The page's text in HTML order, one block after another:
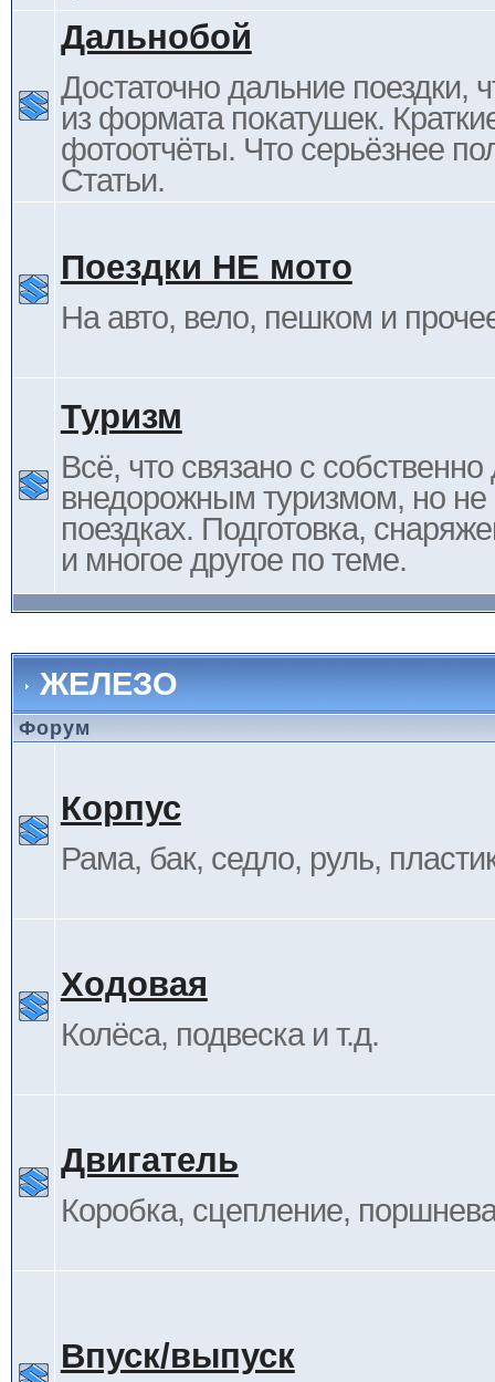
Дальнобой
Достаточно дальние поездки,
из формата покатушек.
фотоотчёты. Что серьёзнее
Статьи.
Поездки НЕ мото
На авто, вело, пешком и
Туризм
Всё, что связано с
внедорожным туризмом, но не
поездках. Подготовка,
и многое другое по теме.
ЖЕЛЕЗО
Форум
Корпус
Рама, бак, седло, руль,
Ходовая
Колёса, подвеска и т.д.
Двигатель
Коробка, сцепление,
Впуск/выпуск